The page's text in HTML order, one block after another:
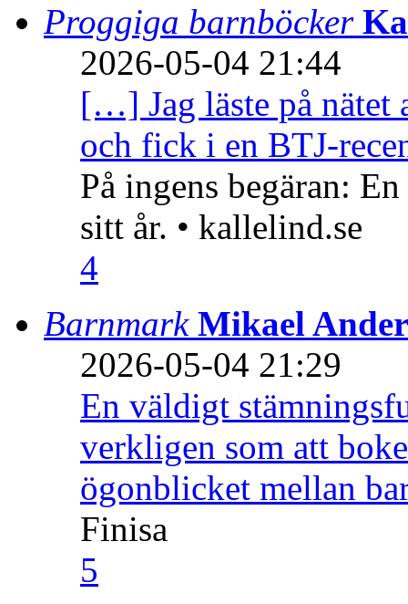
Proggiga barnböcker
2026-05-04 21:44
[…] Jag läste på nätet
och fick i en BTJ-
På ingens begäran:
sitt år. • kallelind.se
4
Barnmark Mikael
2026-05-04 21:29
En väldigt
verkligen som att
ögonblicket mellan
Finisa
5